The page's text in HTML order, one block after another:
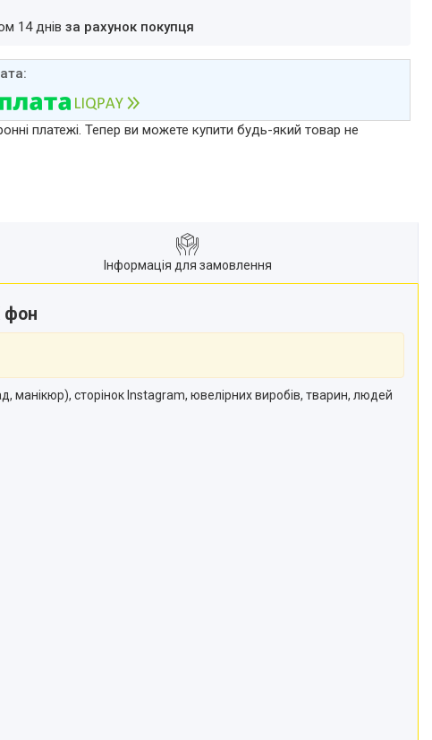
14 днів за рахунок покупця
платежі. Тепер ви можете купити будь-який товар не
Інформація для замовлення
фон
манікюр), сторінок Instagram, ювелірних виробів, тварин, людей